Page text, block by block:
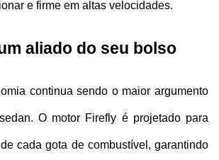
e firme em altas velocidades.
aliado do seu bolso
continua sendo o maior argumento
O motor Firefly é projetado para
cada gota de combustível, garantindo